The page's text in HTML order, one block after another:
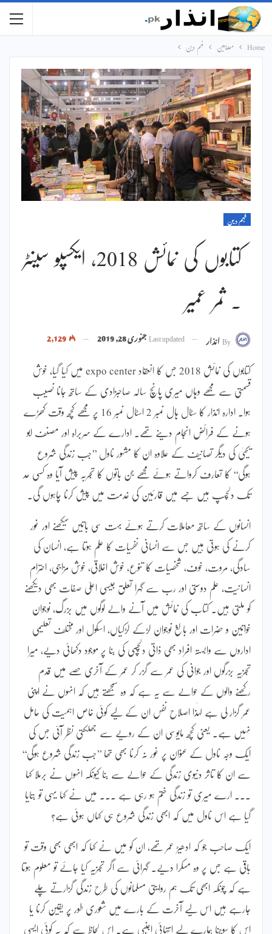
Home مضامین فہم دین
فہم دین
کتابوں کی نمائش 2018، ایکسپو سینٹر
۔ ثمر عمیر
Byانذار Last updatedجنوری 28, 2019
کتابوں کی نمائش 2018 جس کا انعقاد expo center میں کیا گیا، خوش
قسمتی سے مجھے وہاں میری پانچ سالہ صاحبزادی کے ساتھ جانا نصیب
ہوا۔ ادارہ انذار کا سٹال ہال نمبر 2 اسٹال نمبر 16 پر مجھے کچھ وقت کھڑے
ہونے کے فرائض انجام دینے تھے۔ ادارے کے سربراہ اور مصنف ابو
یحییٰ کی دیگر تصانیف کے علاوہ ان کا مشہور ناول ’’جب زندگی شروع
ہوگی‘‘ کا تعارف کرواتے ہوئے مجھے جن باتوں کا تجربہ پیش آیا وہ کسی حد
تک دلچسپ ہیں جسے میں قارئین کی خدمت میں پیش کرنا چاہوں گی۔
انسانوں کے ساتھ معاملات کرتے ہوئے بہت سی باتیں سیکھنے اور غور
کرنے کی ہوتی ہیں جس سے انسانی نفسیات کا علم ہوتا ہے، انسان کی
سادگی، مروت، خوف، شخصیات کا تنوع، خوش اخلاقی، خوش مزاجی، احترام
انسانیت، علم دوستی اور رب سے گہرا تعلق جیسی اعلیٰ صفات بھی دیکھنے
کو ملتی ہیں۔ کتاب کی نمائش میں آنے والے لوگوں میں بزرگ، نوجوان
خواتین و حضرات اور بالغ نوجوان لڑکے لڑکیاں، اسکول اور مختلف تعلیمی
اداروں سے وابستہ افراد بھی ذاتی دلچسپی کی بنا پر موجود دکھائی دیے، میرا
تجزیہ بزرگوں اور جوانی کی عمر سے گزر کر عمر کے آخری حصے میں قدم
رکھنے والوں کے حوالے سے یہ ہے کہ وہ سمجھتے ہیں کہ انہوں نے اپنی
عمر گزار لی ہے لہٰذا اصلاح نفس ان کے لیے کوئی خاص اہمیت کی حامل
نہیں ہے۔ یعنی کچھ مایوسی ان کے رویے سے جھلکتی نظر آئی جس کی
ایک وجہ ناول کے عنوان پر غور نہ کرنا بھی تھا ’’جب زندگی شروع ہوگی‘‘
سے ان کا تاثر دنیوی زندگی کے حوالے سے بنا کیونکہ انہوں نے برملا کہا
۔۔۔ ارے میری تو زندگی ختم ہو رہی ہے ۔۔۔ میں نے کہا یہی تو بتایا
گیا ہے اس ناول میں کہ ابھی زندگی شروع ہی کہاں ہوئی ہے؟
ایک صاحب جو کہ ادھیڑ عمر تھے، ان کو میں نے کہا کہ ابھی بھی وقت تو
باقی ہے جس پر وہ مسکرا دیے۔ گہرائی سے اگر تجزیہ کیا جائے تو معلوم ہوتا
ہے کہ چونکہ ابھی تک ہم روایتی مسلمانوں کی طرح زندگی گزارتے چلے
جارہے ہیں اس لیے آخرت کے بارے میں شعوری طور پر یقین کرنا یا
اس کا سوچنا ہمارے لیے انتہائی اجنبی ہے۔ اس لحاظ سے کہ یہ کوئی ایسی